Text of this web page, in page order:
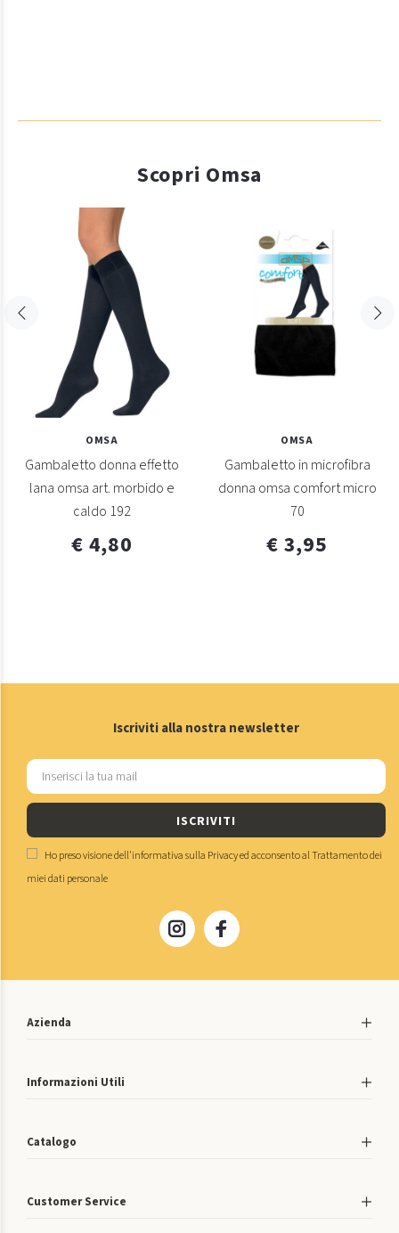
Scopri Omsa
OMSA
Gambaletto donna effetto
lana omsa art. morbido e
caldo 192
€ 4,80
OMSA
Gambaletto in microfibra
donna omsa comfort micro
70
€ 3,95
Iscriviti alla nostra newsletter
ISCRIVITI
Ho preso visione dell'informativa sulla Privacyed acconsento alTrattamento dei
miei dati personale
Azienda
Informazioni Utili
Catalogo
Customer Service